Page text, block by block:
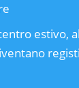
estivo,